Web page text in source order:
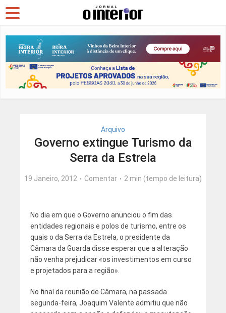
Arquivo
Governo extingue Turismo da
Serra da Estrela
19 Janeiro, 2012 Comentar 2 min (tempo de leitura)
No dia em que o Governo anunciou o fim das
entidades regionais e polos de turismo, entre os
quais o da Serra da Estrela, o presidente da
Câmara da Guarda disse esperar que a alteração
não venha prejudicar «os investimentos em curso
e projetados para a região».
No final da reunião de Câmara, na passada
segunda-feira, Joaquim Valente admitiu que não